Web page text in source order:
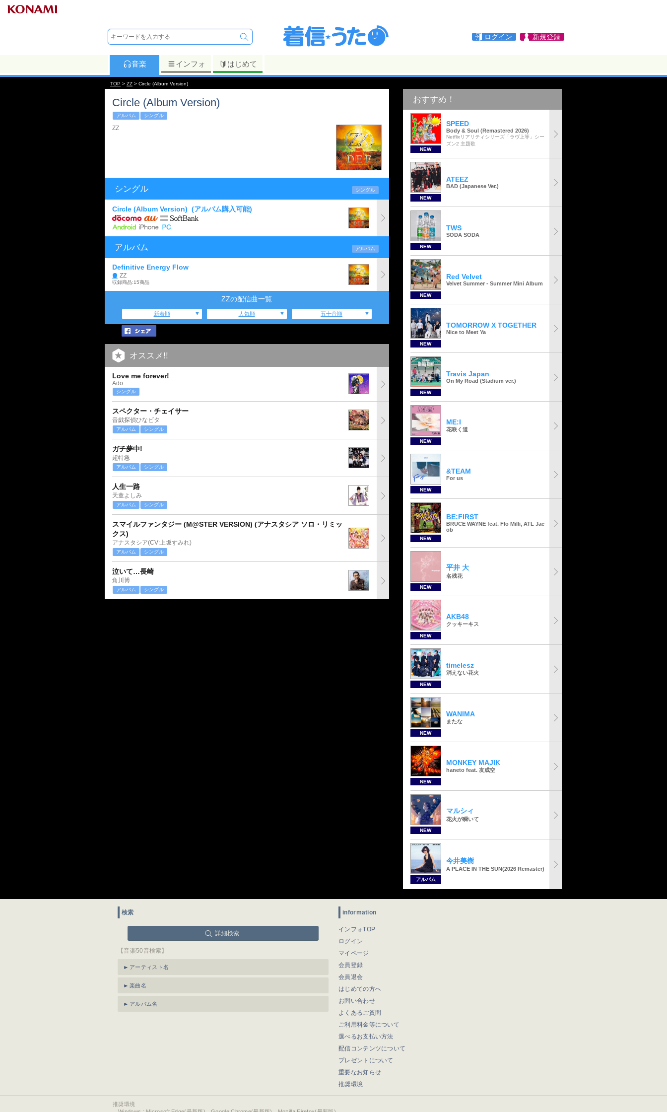
ログイン 新規登録
音楽 インフォ はじめて
TOP > ZZ > Circle (Album Version)
Circle (Album Version)
アルバム シングル
ZZ
シングル シングル
Circle (Album Version) (アルバム購入可能)
アルバム アルバム
Definitive Energy Flow
ZZ
収録商品:15商品
ZZの配信曲一覧
新着順 人気順 五十音順
オススメ!!
Love me forever!
Ado
シングル
スペクター・チェイサー
音戯探偵ひなビタ
アルバム シングル
ガチ夢中!
超特急
アルバム シングル
人生一路
天童よしみ
アルバム シングル
スマイルファンタジー (M@STER VERSION) (アナスタシア ソロ・リミッ
クス)
アナスタシア(CV:上坂すみれ)
アルバム シングル
泣いて…長崎
角川博
アルバム シングル
おすすめ！
NEW
SPEED
Body & Soul (Remastered 2026)
Netflixリアリティシリーズ「ラヴ上等」シー
ズン2 主題歌
NEW
ATEEZ
BAD (Japanese Ver.)
NEW
TWS
SODA SODA
NEW
Red Velvet
Velvet Summer - Summer Mini Album
NEW
TOMORROW X TOGETHER
Nice to Meet Ya
NEW
Travis Japan
On My Road (Stadium ver.)
NEW
ME:I
花咲く道
NEW
&TEAM
For us
NEW
BE:FIRST
BRUCE WAYNE feat. Flo Milli, ATL Jac
ob
NEW
平井 大
名残花
NEW
AKB48
クッキーキス
NEW
timelesz
消えない花火
NEW
WANIMA
またな
NEW
MONKEY MAJIK
haneto feat. 友成空
NEW
マルシィ
花火が瞬いて
アルバム
今井美樹
A PLACE IN THE SUN(2026 Remaster)
検索
詳細検索
【音楽50音検索】
アーティスト名
楽曲名
アルバム名
information
インフォTOP
ログイン
マイページ
会員登録
会員退会
はじめての方へ
お問い合わせ
よくあるご質問
ご利用料金等について
選べるお支払い方法
配信コンテンツについて
プレゼントについて
重要なお知らせ
推奨環境
推奨環境